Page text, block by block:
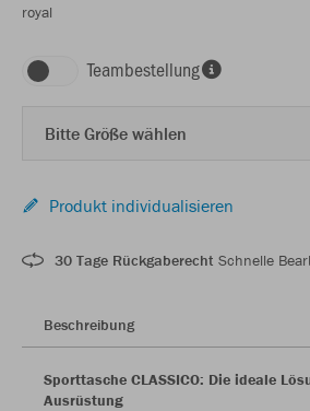
royal
Teambestellung
Bitte Größe wählen
Produkt individualisieren
30 Tage Rückgaberecht Schnelle
Beschreibung
Sporttasche CLASSICO: Die ideale
Ausrüstung